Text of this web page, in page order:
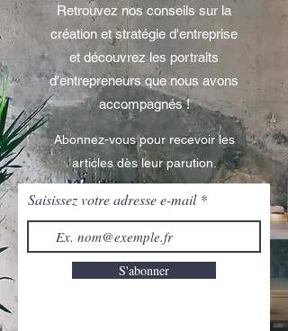
Retrouvez nos conseils sur la
création et stratégie d'entreprise
et découvrez les portraits
d'entrepreneurs que nous avons
accompagnés !
Abonnez-vous pour recevoir les
articles dès leur parution.
Saisissez votre adresse e-mail
S'abonner